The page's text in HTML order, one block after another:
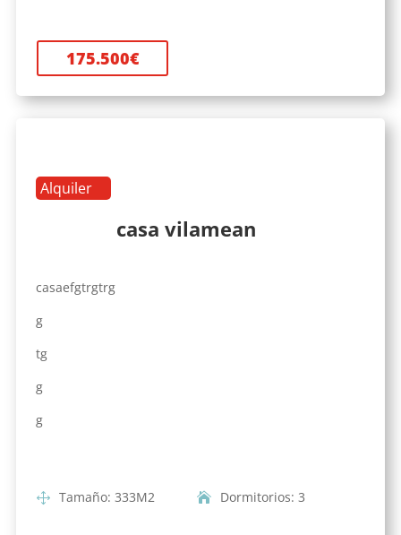
175.500€
Alquiler
casa vilamean
casaefgtrgtrg
g
tg
g
g
Tamaño: 333M2 Dormitorios: 3